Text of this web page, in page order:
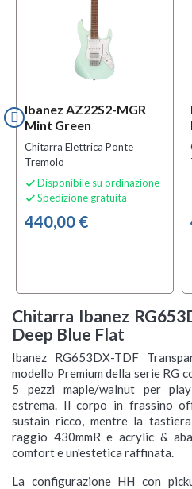
Ibanez AZ22S2-MGR
Mint Green
Chitarra Elettrica Ponte
Tremolo
 Disponibile su ordinazione
 Spedizione gratuita
440,00 €
Chitarra Ibanez
Deep Blue Flat
Ibanez RG653DX-TDF
modello Premium della serie RG
5 pezzi maple/walnut per
estrema. Il corpo in frassino
sustain ricco, mentre la
raggio 430mmR e acrylic &
comfort e un'estetica raffinata.
La configurazione HH con